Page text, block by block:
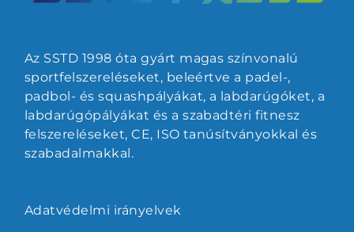
Az SSTD 1998 óta gyárt magas színvonalú
sportfelszereléseket, beleértve a padel-,
padbol- és squashpályákat, a labdarúgóket, a
labdarúgópályákat és a szabadtéri fitnesz
felszereléseket, CE, ISO tanúsítványokkal és
szabadalmakkal.
Adatvédelmi irányelvek